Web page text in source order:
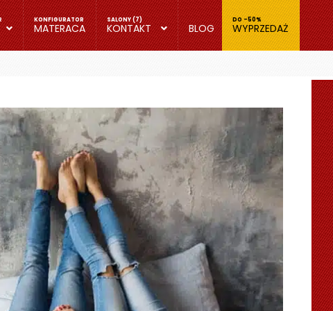
MATERACA KONTAKT BLOG WYPRZEDAŻ